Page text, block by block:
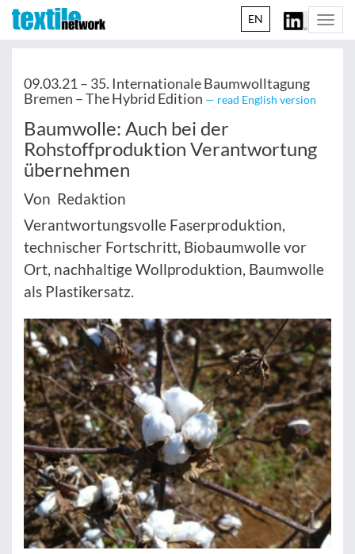
EN
09.03.21 – 35. Internationale Baumwolltagung
Bremen – The Hybrid Edition — read English version
Baumwolle: Auch bei der
Rohstoffproduktion Verantwortung
übernehmen
Von Redaktion
Verantwortungsvolle Faserproduktion,
technischer Fortschritt, Biobaumwolle vor
Ort, nachhaltige Wollproduktion, Baumwolle
als Plastikersatz.